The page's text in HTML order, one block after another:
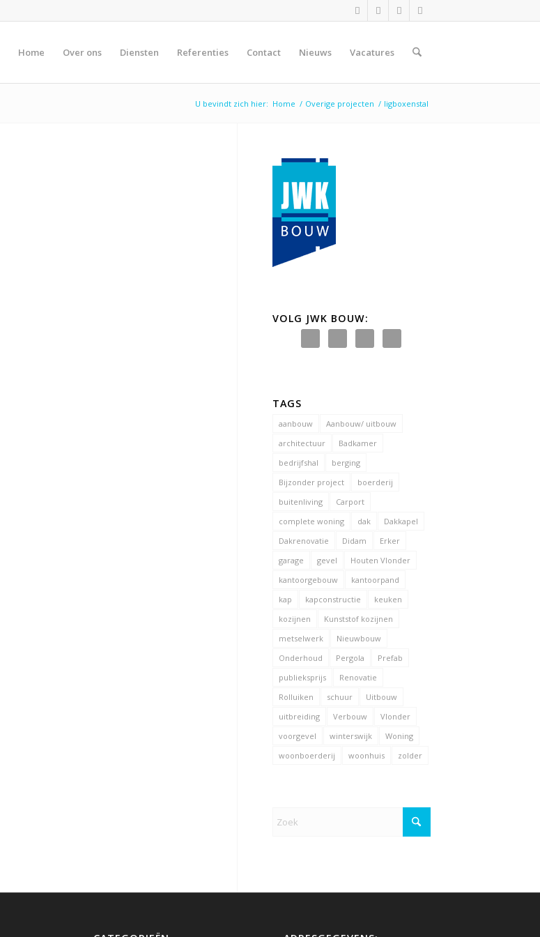
Home Over ons Diensten Referenties Contact Nieuws Vacatures
U bevindt zich hier: Home / Overige projecten / ligboxenstal
VOLG JWK BOUW:
TAGS
aanbouw
Aanbouw/ uitbouw
architectuur
Badkamer
bedrijfshal
berging
Bijzonder project
boerderij
buitenliving
Carport
complete woning
dak
Dakkapel
Dakrenovatie
Didam
Erker
garage
gevel
Houten Vlonder
kantoorgebouw
kantoorpand
kap
kapconstructie
keuken
kozijnen
Kunststof kozijnen
metselwerk
Nieuwbouw
Onderhoud
Pergola
Prefab
publieksprijs
Renovatie
Rolluiken
schuur
Uitbouw
uitbreiding
Verbouw
Vlonder
voorgevel
winterswijk
Woning
woonboerderij
woonhuis zolder